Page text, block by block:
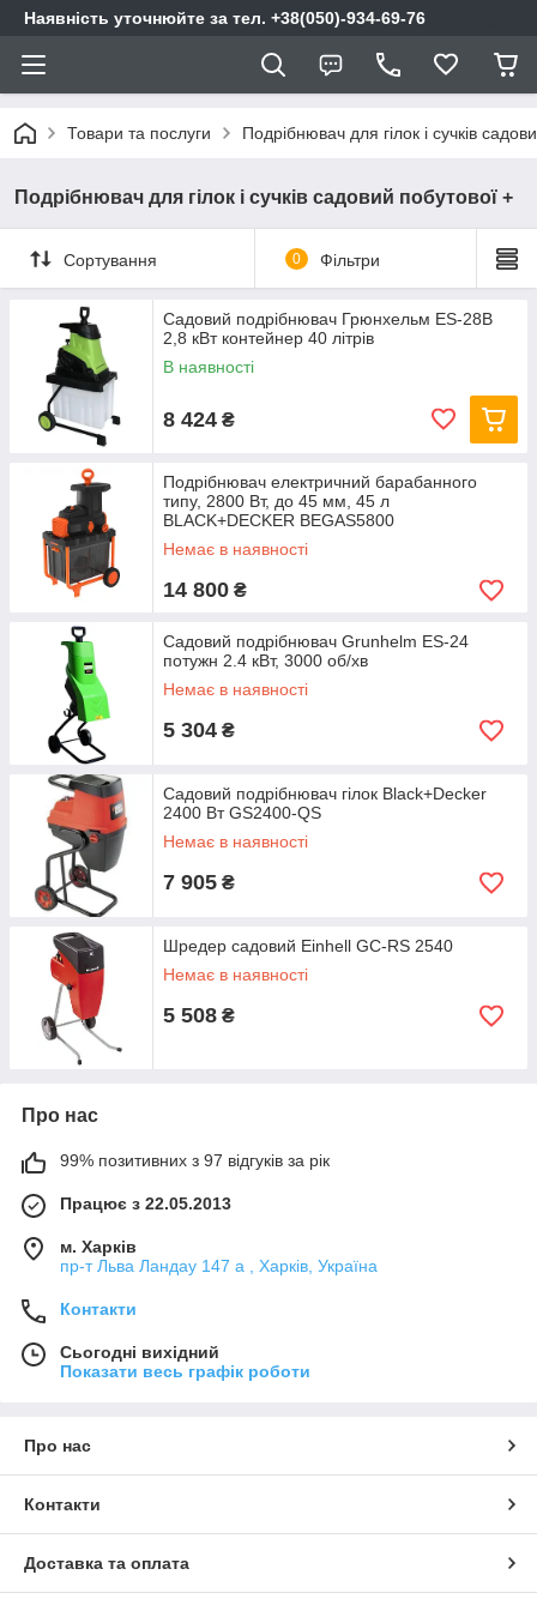
Наявність уточнюйте за тел. +38(050)-934-69-76
Товари та послуги Подрібнювач для гілок і сучків
Подрібнювач для гілок і сучків садовий побутової +
Сортування 0 Фільтри
Садовий подрібнювач Грюнхельм ES-28B
2,8 кВт контейнер 40 літрів
В наявності
8 424 ₴
Подрібнювач електричний барабанного
типу, 2800 Вт, до 45 мм, 45 л
BLACK+DECKER BEGAS5800
Немає в наявності
14 800 ₴
Садовий подрібнювач Grunhelm ES-24
потужн 2.4 кВт, 3000 об/хв
Немає в наявності
5 304 ₴
Садовий подрібнювач гілок Black+Decker
2400 Вт GS2400-QS
Немає в наявності
7 905 ₴
Шредер садовий Einhell GC-RS 2540
Немає в наявності
5 508 ₴
Про нас
99% позитивних з 97 відгуків за рік
Працює з 22.05.2013
м. Харків
пр-т Льва Ландау 147 а , Харків, Україна
Контакти
Сьогодні вихідний
Показати весь графік роботи
Про нас
Контакти
Доставка та оплата